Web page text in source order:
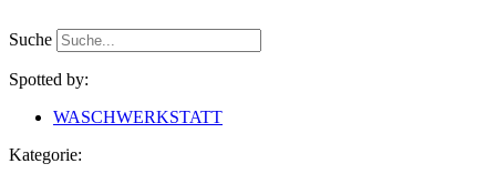
Inhalt
springen
Suche
Spotted by:
WASCHWERKSTATT
Kategorie: